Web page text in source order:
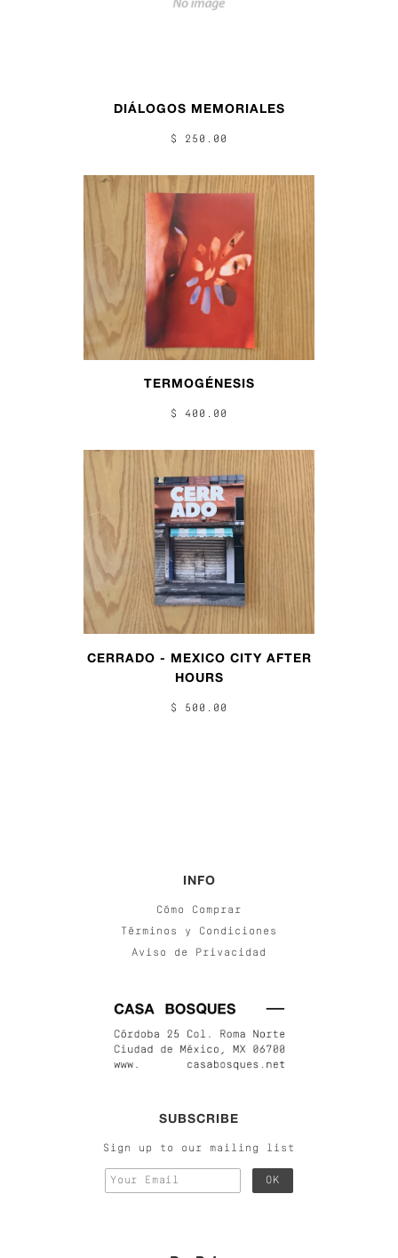
DIÁLOGOS MEMORIALES
$ 250.00
TERMOGÉNESIS
$ 400.00
CERRADO - MEXICO CITY AFTER
HOURS
$ 500.00
INFO
Cómo Comprar
Términos y Condiciones
Aviso de Privacidad
SUBSCRIBE
Sign up to our mailing list